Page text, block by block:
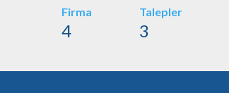
Firma
4
Talepler
3